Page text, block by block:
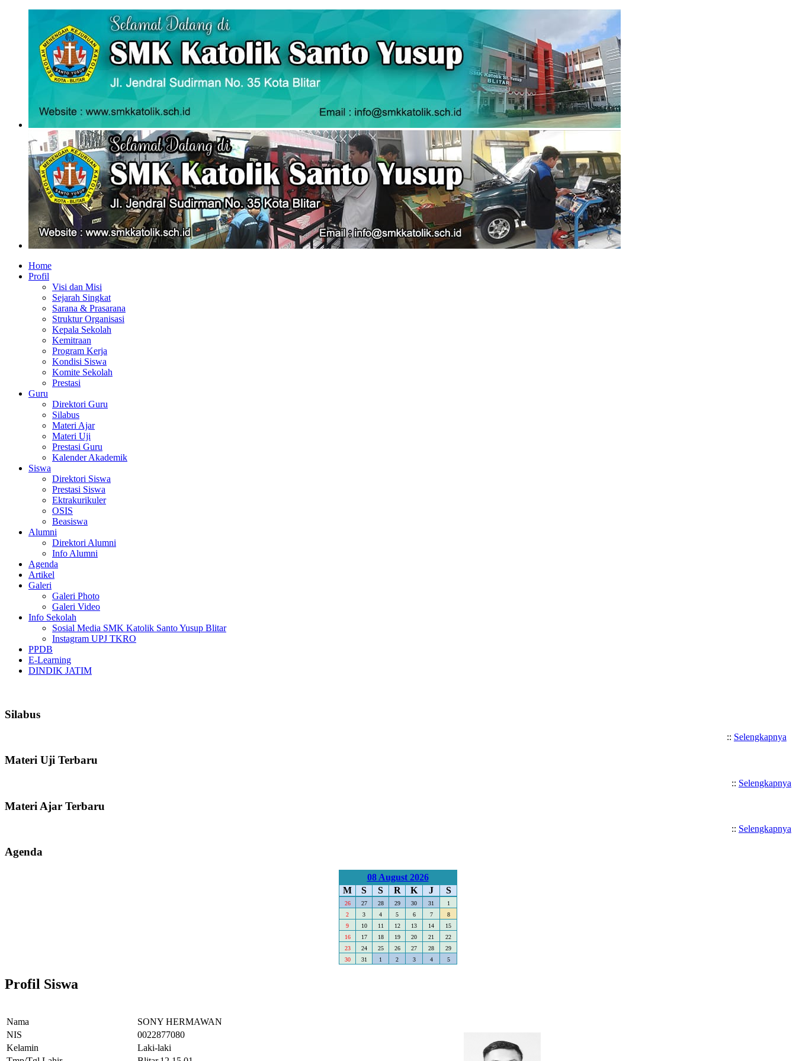
Home
Profil
Visi dan Misi
Sejarah Singkat
Sarana & Prasarana
Struktur Organisasi
Kepala Sekolah
Kemitraan
Program Kerja
Kondisi Siswa
Komite Sekolah
Prestasi
Guru
Direktori Guru
Silabus
Materi Ajar
Materi Uji
Prestasi Guru
Kalender Akademik
Siswa
Direktori Siswa
Prestasi Siswa
Ektrakurikuler
OSIS
Beasiswa
Alumni
Direktori Alumni
Info Alumni
Agenda
Artikel
Galeri
Galeri Photo
Galeri Video
Info Sekolah
Sosial Media SMK Katolik Santo Yusup Blitar
Instagram UPJ TKRO
PPDB
E-Learning
DINDIK JATIM
Silabus
:: Selengkapnya
Materi Uji Terbaru
:: Selengkapnya
Materi Ajar Terbaru
:: Selengkapnya
Agenda
08 August 2026
M
S S R K J S
26 27 28 29 30 31
1
2
3 4 5 6 7
8
9
10 11 12 13 14
15
16
17 18 19 20 21
22
23
24 25 26 27 28
29
30
31 1 2 3 4 5
Profil Siswa
Nama
SONY HERMAWAN
NIS
0022877080
Kelamin
Laki-laki